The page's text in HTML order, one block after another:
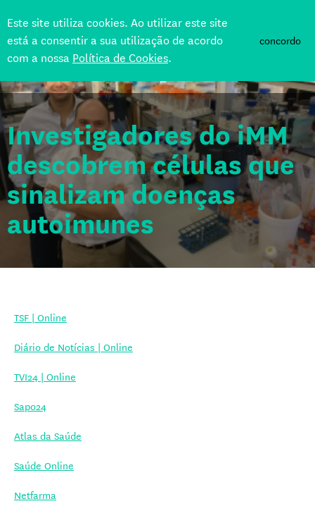
Este site utiliza cookies. Ao utilizar este site
está a consentir a sua utilização de acordo
com a nossa Política de Cookies.
concordo
Voltar
Investigadores do iMM
descobrem células que
sinalizam doenças
autoimunes
TSF | Online
Diário de Notícias | Online
TVI24 | Online
Sapo24
Atlas da Saúde
Saúde Online
Netfarma